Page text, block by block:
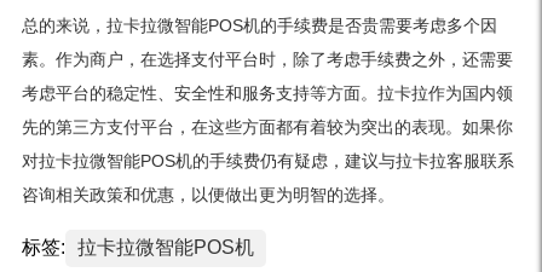
总的来说，拉卡拉微智能POS机的手续费是否贵需要考虑多个因
素。作为商户，在选择支付平台时，除了考虑手续费之外，还需要
考虑平台的稳定性、安全性和服务支持等方面。拉卡拉作为国内领
先的第三方支付平台，在这些方面都有着较为突出的表现。如果你
对拉卡拉微智能POS机的手续费仍有疑虑，建议与拉卡拉客服联系
咨询相关政策和优惠，以便做出更为明智的选择。
标签: 拉卡拉微智能POS机